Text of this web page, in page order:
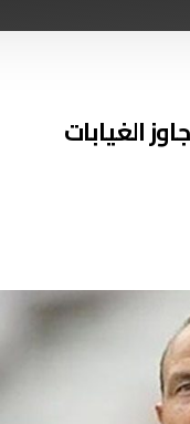
الغيابات